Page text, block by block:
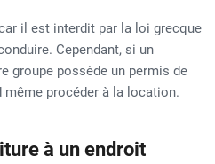
il est interdit par la loi grecque
Cependant, si un
groupe possède un permis de
même procéder à la location.
à un endroit